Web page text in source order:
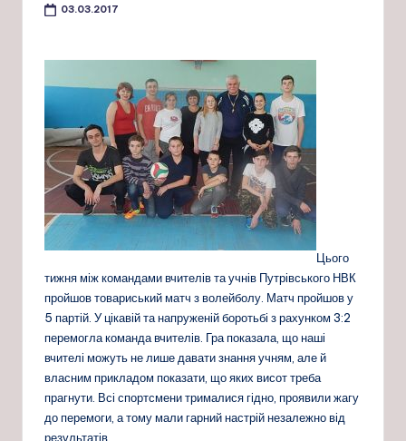
03.03.2017
Цього
тижня між командами вчителів та учнів Путрівського НВК
пройшов товариський матч з волейболу. Матч пройшов у
5 партій. У цікавій та напруженій боротьбі з рахунком 3:2
перемогла команда вчителів. Гра показала, що наші
вчителі можуть не лише давати знання учням, але й
власним прикладом показати, що яких висот треба
прагнути. Всі спортсмени трималися гідно, проявили жагу
до перемоги, а тому мали гарний настрій незалежно від
результатів.